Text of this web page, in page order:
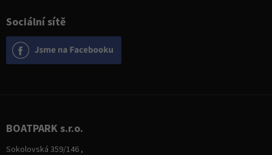
Sociální sítě
BOATPARK s.r.o.
Sokolovská 359/146 ,